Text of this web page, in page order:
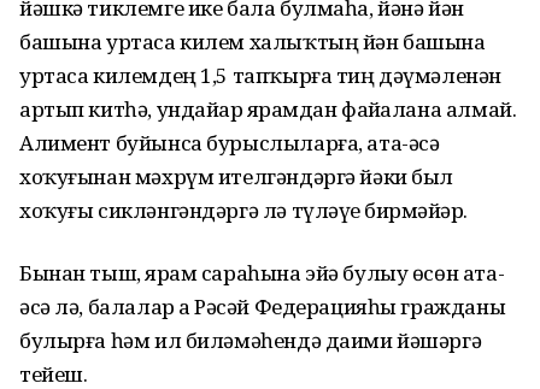
йәшкә тиклемге ике бала булмаһа, йәнә йән
башына уртаса килем халыҡтың йән башына
уртаса килемдең 1,5 тапҡырға тиң дәүмәленән
артып китһә, ундайҙар ярҙамдан файҙалана алмай.
Алимент буйынса бурыслыларға, ата-әсә
хоҡуғынан мәхрүм ителгәндәргә йәки был
хоҡуғы сикләнгәндәргә лә түләүҙе бирмәйҙәр.
Бынан тыш, ярҙам сараһына эйә булыу өсөн ата-
әсә лә, балалар ҙа Рәсәй Федерацияһы гражданы
булырға һәм ил биләмәһендә даими йәшәргә
тейеш.